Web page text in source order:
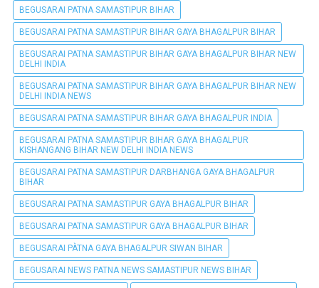
BEGUSARAI PATNA SAMASTIPUR BIHAR
BEGUSARAI PATNA SAMASTIPUR BIHAR GAYA BHAGALPUR BIHAR
BEGUSARAI PATNA SAMASTIPUR BIHAR GAYA BHAGALPUR BIHAR NEW
DELHI INDIA
BEGUSARAI PATNA SAMASTIPUR BIHAR GAYA BHAGALPUR BIHAR NEW
DELHI INDIA NEWS
BEGUSARAI PATNA SAMASTIPUR BIHAR GAYA BHAGALPUR INDIA
BEGUSARAI PATNA SAMASTIPUR BIHAR GAYA BHAGALPUR
KISHANGANG BIHAR NEW DELHI INDIA NEWS
BEGUSARAI PATNA SAMASTIPUR DARBHANGA GAYA BHAGALPUR
BIHAR
BEGUSARAI PATNA SAMASTIPUR GAYA BHAGALPUR BIHAR
BEGUSARAI PATNA SAMASTIPUR GAYA BHAGALPUR BIHAR
BEGUSARAI PÀTNA GAYA BHAGALPUR SIWAN BIHAR
BEGUSARAI NEWS PATNA NEWS SAMASTIPUR NEWS BIHAR